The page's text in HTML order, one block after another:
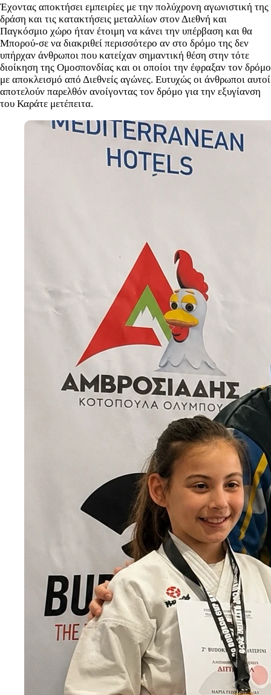
Έχοντας αποκτήσει εμπειρίες με την πολύχρονη αγωνιστική της
δράση και τις κατακτήσεις μεταλλίων στον Διεθνή και
Παγκόσμιο χώρο ήταν έτοιμη να κάνει την υπέρβαση και θα
Μπορού-σε να διακριθεί περισσότερο αν στο δρόμο της δεν
υπήρχαν άνθρωποι που κατείχαν σημαντική θέση στην τότε
διοίκηση της Ομοσπονδίας και οι οποίοι την έφραξαν τον δρόμο
με αποκλεισμό από Διεθνείς αγώνες. Ευτυχώς οι άνθρωποι αυτοί
αποτελούν παρελθόν ανοίγοντας τον δρόμο για την εξυγίανση
του Καράτε μετέπειτα.